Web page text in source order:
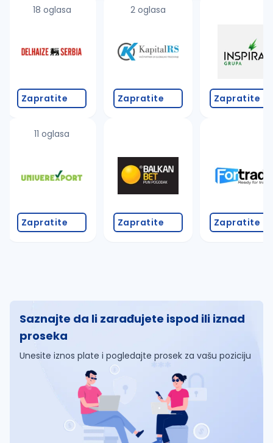
18 oglasa
Zapratite
11 oglasa
Zapratite
2 oglasa
Zapratite
Zapratite
Zapratite
Zapratite
Saznajte da li zarađujete ispod ili iznad
proseka
Unesite iznos plate i pogledajte prosek za vašu poziciju